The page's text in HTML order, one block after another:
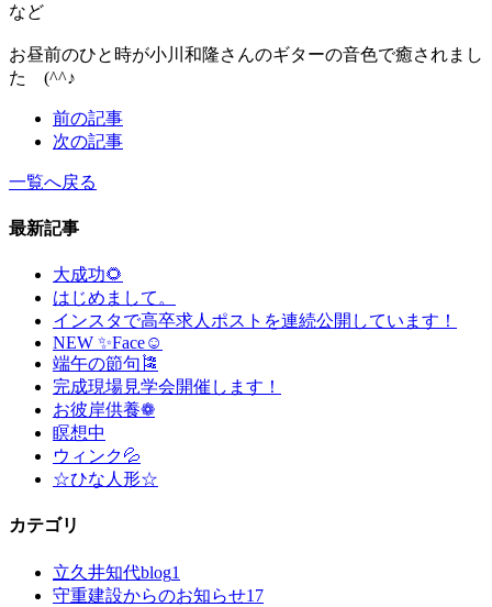
など
お昼前のひと時が小川和隆さんのギターの音色で癒されまし
た (^^♪
前の記事
次の記事
一覧へ戻る
最新記事
大成功🌻
はじめまして。
インスタで高卒求人ポストを連続公開しています！
NEW ✨Face☺
端午の節句🎏
完成現場見学会開催します！
お彼岸供養❁
瞑想中
ウィンク💦
☆ひな人形☆
カテゴリ
立久井知代blog1
守重建設からのお知らせ17